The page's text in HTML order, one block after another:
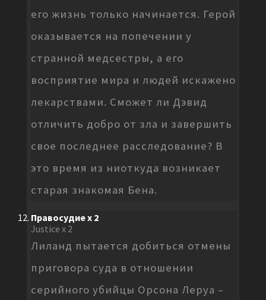
его жизнь только начинается. Герой
оказывается на попечении у
странной медсестры, а его
восприятие мира и людей искажено
лекарствами. Сможет ли Дэвид
отличить добро от зла и завершить
свое последнее расследование? В
это время из ниоткуда возникает
старая знакомая Бена.
Правосудие x 2
Justice x 2
Лиланд пытается добиться отмены
приговора суда в отношении
серийного убийцы Орсона Леруа –